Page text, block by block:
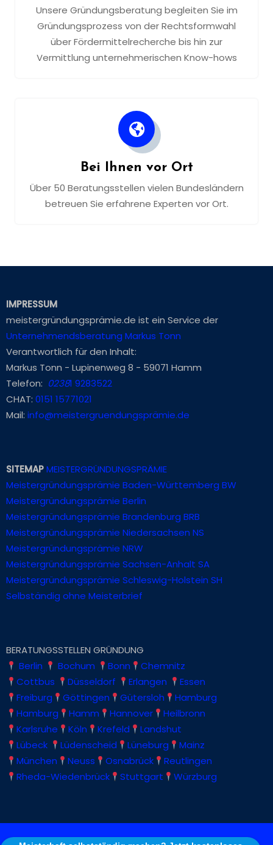
Unsere Gründungsberatung begleiten Sie im
Gründungsprozess von der Rechtsformwahl
über Fördermittelrecherche bis hin zur
Vermittlung unternehmerischen Know-hows
Bei Ihnen vor Ort
Über 50 Beratungsstellen vielen Bundesländern
betreuen Sie erfahrene Experten vor Ort.
IMPRESSUM
meistergründungsprämie.de ist ein Service der
Unternehmendsberatung Markus Tonn
Verantwortlich für den Inhalt:
Markus Tonn - Lupinenweg 8 - 59071 Hamm
Telefon: 02381 9283522
CHAT: 0151 15771021
Mail: info@meistergruendungsprämie.de
SITEMAP MEISTERGRÜNDUNGSPRÄMIE
Meistergründungsprämie Baden-Württemberg BW
Meistergründungsprämie Berlin
Meistergründungsprämie Brandenburg BRB
Meistergründungsprämie Niedersachsen NS
Meistergründungsprämie NRW
Meistergründungsprämie Sachsen-Anhalt SA
Meistergründungsprämie Schleswig-Holstein SH
Selbständig ohne Meisterbrief
BERATUNGSSTELLEN GRÜNDUNG
Berlin
Bochum Bonn
Chemnitz
Cottbus
Düsseldorf Erlangen
Essen
Freiburg
Göttingen Gütersloh
Hamburg
Hamburg
Hamm Hannover
Heilbronn
Karlsruhe
Köln Krefeld
Landshut
Lübeck
Lüdenscheid Lüneburg
Mainz
München
Neuss Osnabrück
Reutlingen
Rheda-Wiedenbrück
Stuttgart Würzburg